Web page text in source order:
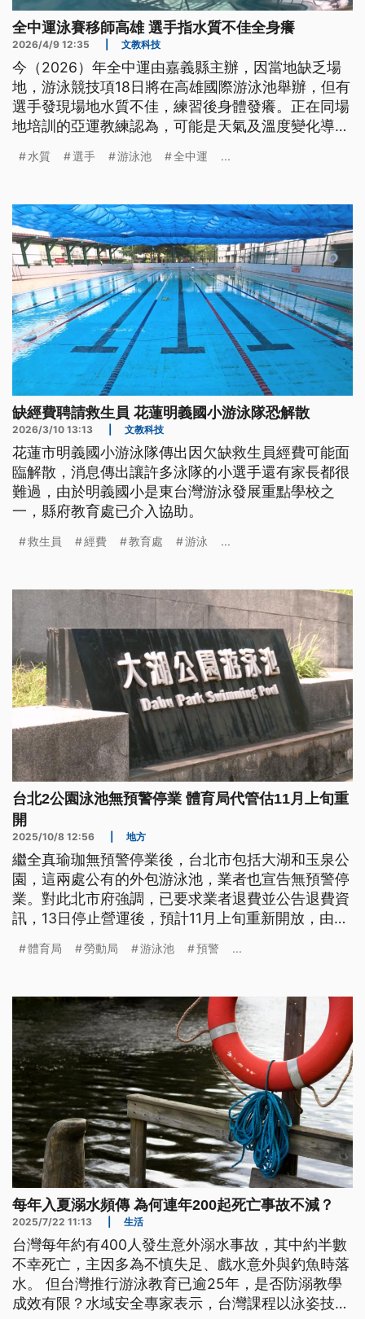
全中運泳賽移師高雄 選手指水質不佳全身癢
2026/4/9 12:35 文教科技
今（2026）年全中運由嘉義縣主辦，因當地缺乏場
地，游泳競技項18日將在高雄國際游泳池舉辦，但有
選手發現場地水質不佳，練習後身體發癢。正在同場
地培訓的亞運教練認為，可能是天氣及溫度變化導
會做水質檢測，若選手或教練若發現異常可立即向場
水質 選手 游泳池 全中運 ...
缺經費聘請救生員 花蓮明義國小游泳隊恐解散
2026/3/10 13:13 文教科技
花蓮市明義國小游泳隊傳出因欠缺救生員經費可能面
臨解散，消息傳出讓許多泳隊的小選手還有家長都很
難過，由於明義國小是東台灣游泳發展重點學校之
一，縣府教育處已介入協助。
救生員 經費 教育處 游泳 ...
台北2公園泳池無預警停業 體育局代管估11月上旬重
開
2025/10/8 12:56 地方
繼全真瑜珈無預警停業後，台北市包括大湖和玉泉公
園，這兩處公有的外包游泳池，業者也宣告無預警停
業。對此北市府強調，已要求業者退費並公告退費資
訊，13日停止營運後，預計11月上旬重新開放，由體
體育局 勞動局 游泳池 預警 ...
每年入夏溺水頻傳 為何連年200起死亡事故不減？
2025/7/22 11:13 生活
台灣每年約有400人發生意外溺水事故，其中約半數
不幸死亡，主因多為不慎失足、戲水意外與釣魚時落
水。 但台灣推行游泳教育已逾25年，是否防溺教學
成效有限？水域安全專家表示，台灣課程以泳姿技巧